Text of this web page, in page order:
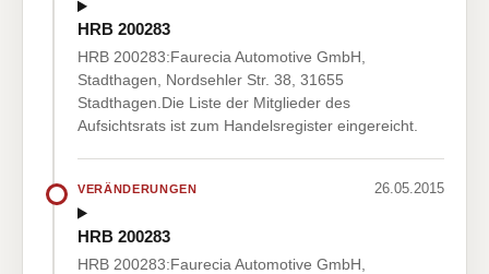
HRB 200283
HRB 200283:Faurecia Automotive GmbH,
Stadthagen, Nordsehler Str. 38, 31655
Stadthagen.Die Liste der Mitglieder des
Aufsichtsrats ist zum Handelsregister eingereicht.
VERÄNDERUNGEN 26.05.2015
HRB 200283
HRB 200283:Faurecia Automotive GmbH,